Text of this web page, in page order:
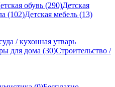
обувь (290)Детская
(102)Детская мебель (13)
/ кухонная утварь
для дома (30)Строительство /